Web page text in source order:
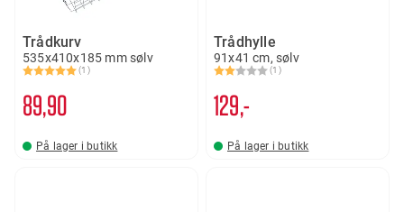
Trådkurv
535x410x185 mm sølv
Karakter:
(1)
5.0 av 5 mulige
89 90
På lager i butikk
Trådhylle
91x41 cm, sølv
Karakter:
(1)
2.0 av 5 mulige
129,-
På lager i butikk